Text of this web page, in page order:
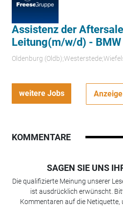
Assistenz der
Leitung(m/w/d) - BMW
Oldenburg
weitere Jobs
KOMMENTARE
SAGEN SIE UNS
Die qualifizierte Meinung unserer
ist ausdrücklich erwünscht.
Kommentaren auf die Netiquette,